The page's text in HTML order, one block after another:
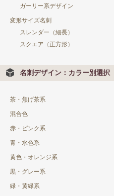
ガーリー系デザイン
変形サイズ名刺
スレンダー（細長）
スクエア（正方形）
名刺デザイン：カラー別選択
茶・焦げ茶系
混合色
赤・ピンク系
青・水色系
黄色・オレンジ系
黒・グレー系
緑・黄緑系